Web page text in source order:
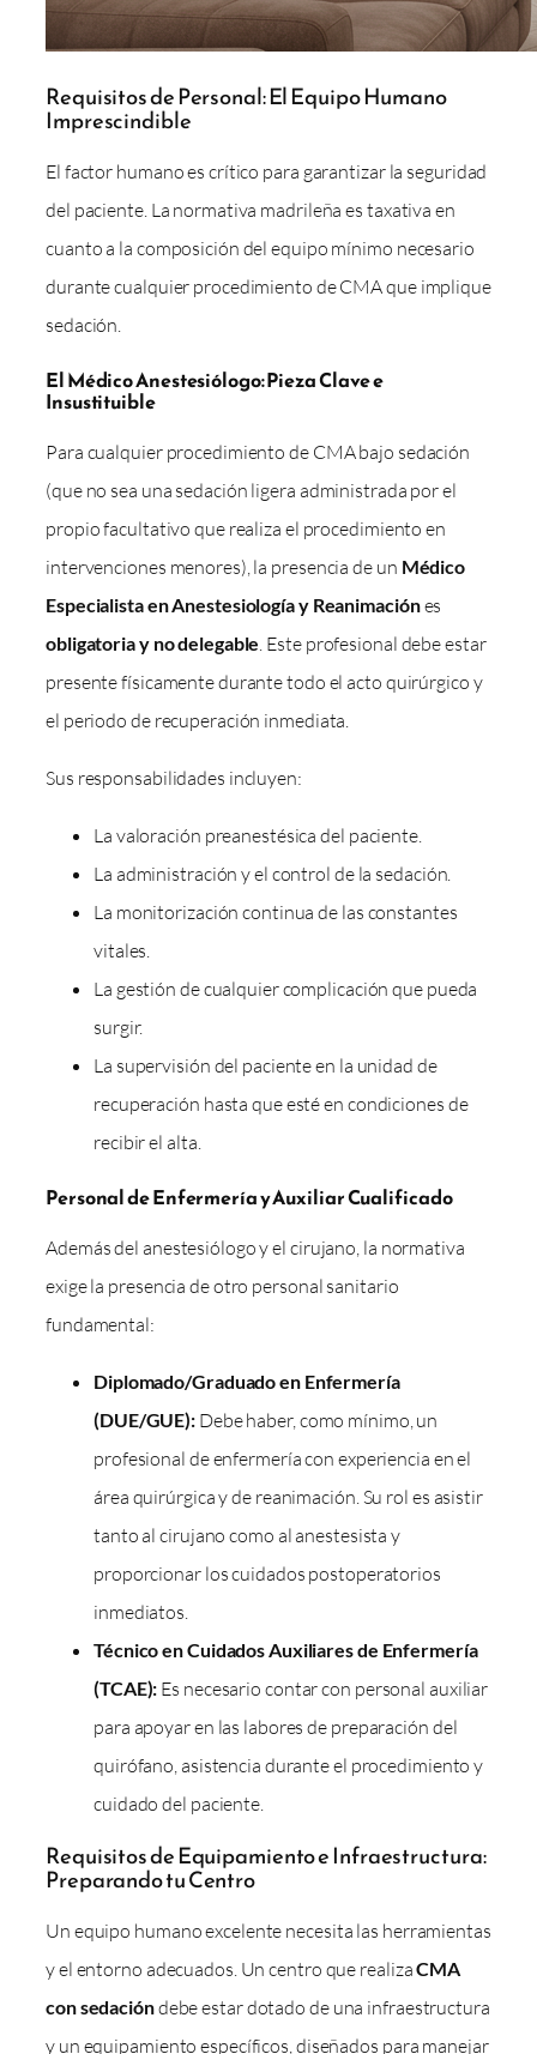
Requisitos de Personal: El Equipo Humano
Imprescindible
El factor humano es crítico para garantizar la seguridad
del paciente. La normativa madrileña es taxativa en
cuanto a la composición del equipo mínimo necesario
durante cualquier procedimiento de CMA que implique
sedación.
El Médico Anestesiólogo: Pieza Clave e
Insustituible
Para cualquier procedimiento de CMA bajo sedación
(que no sea una sedación ligera administrada por el
propio facultativo que realiza el procedimiento en
intervenciones menores), la presencia de un Médico
Especialista en Anestesiología y Reanimaciónes
obligatoria y no delegable . Este profesional debe estar
presente físicamente durante todo el acto quirúrgico y
el periodo de recuperación inmediata.
Sus responsabilidades incluyen:
La valoración preanestésica del paciente.
La administración y el control de la sedación.
La monitorización continua de las constantes
vitales.
La gestión de cualquier complicación que pueda
surgir.
La supervisión del paciente en la unidad de
recuperación hasta que esté en condiciones de
recibir el alta.
Personal de Enfermería y Auxiliar Cualificado
Además del anestesiólogo y el cirujano, la normativa
exige la presencia de otro personal sanitario
fundamental:
Diplomado/Graduado en Enfermería
(DUE/GUE): Debe haber, como mínimo, un
profesional de enfermería con experiencia en el
área quirúrgica y de reanimación. Su rol es asistir
tanto al cirujano como al anestesista y
proporcionar los cuidados postoperatorios
inmediatos.
Técnico en Cuidados Auxiliares de Enfermería
(TCAE): Es necesario contar con personal auxiliar
para apoyar en las labores de preparación del
quirófano, asistencia durante el procedimiento y
cuidado del paciente.
Requisitos de Equipamiento e Infraestructura:
Preparando tu Centro
Un equipo humano excelente necesita las herramientas
y el entorno adecuados. Un centro que realizaCMA
con sedacióndebe estar dotado de una infraestructura
y un equipamiento específicos, diseñados para manejar